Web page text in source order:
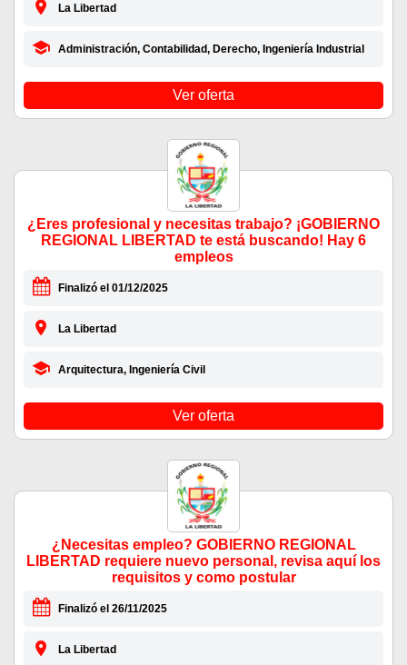
La Libertad
Administración, Contabilidad, Derecho, Ingeniería Industrial
Ver oferta
¿Eres profesional y necesitas trabajo? ¡GOBIERNO
REGIONAL LIBERTAD te está buscando! Hay 6
empleos
Finalizó el 01/12/2025
La Libertad
Arquitectura, Ingeniería Civil
Ver oferta
¿Necesitas empleo? GOBIERNO REGIONAL
LIBERTAD requiere nuevo personal, revisa aquí los
requisitos y como postular
Finalizó el 26/11/2025
La Libertad